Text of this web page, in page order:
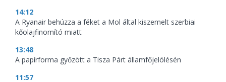
14:12
A Ryanair behúzza a féket a Mol által kiszemelt szerbiai
kőolajfinomító miatt
13:48
A papírforma győzött a Tisza Párt államfőjelölésén
11:57